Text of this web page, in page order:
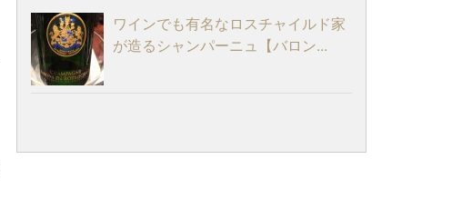
ワインでも有名なロスチャイルド家
が造るシャンパーニュ【バロン...